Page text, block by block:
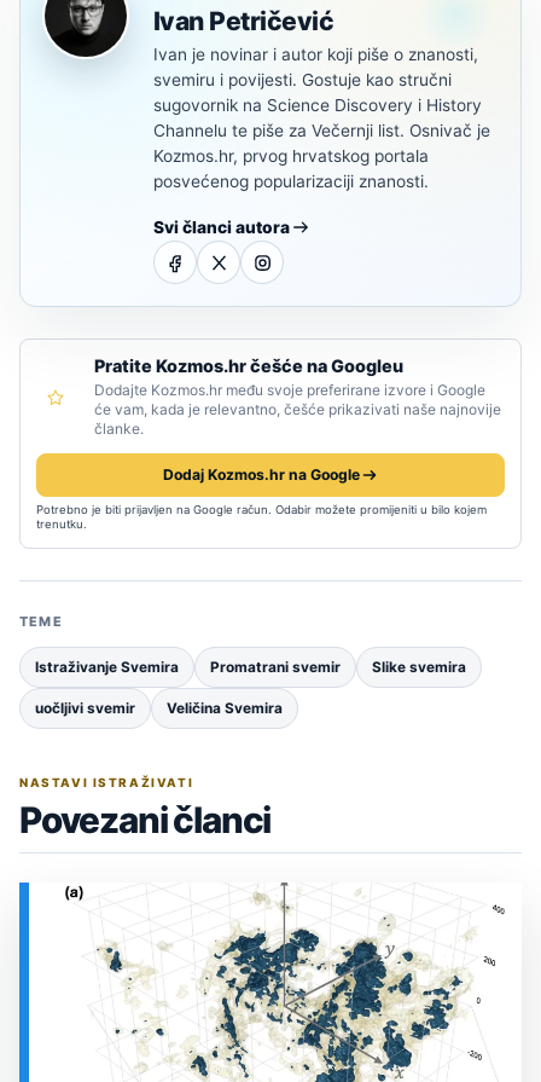
Ivan Petričević
Ivan je novinar i autor koji piše o znanosti,
svemiru i povijesti. Gostuje kao stručni
sugovornik na Science Discovery i History
Channelu te piše za Večernji list. Osnivač je
Kozmos.hr, prvog hrvatskog portala
posvećenog popularizaciji znanosti.
Svi članci autora
Pratite Kozmos.hr češće na Googleu
Dodajte Kozmos.hr među svoje preferirane izvore i Google
će vam, kada je relevantno, češće prikazivati naše najnovije
članke.
Dodaj Kozmos.hr na Google
Potrebno je biti prijavljen na Google račun. Odabir možete promijeniti u bilo kojem
trenutku.
TEME
Istraživanje Svemira Promatrani svemir Slike svemira
uočljivi svemir Veličina Svemira
NASTAVI ISTRAŽIVATI
Povezani članci